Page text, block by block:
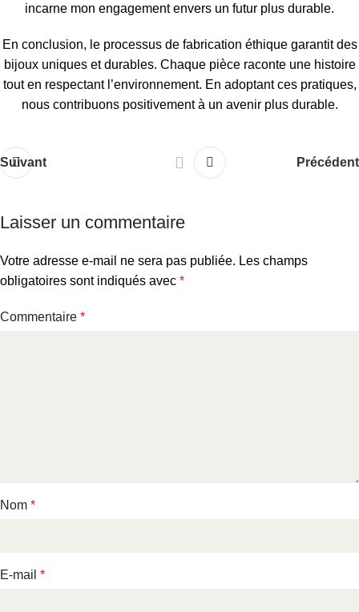
incarne mon engagement envers un futur plus durable.
En conclusion, le processus de fabrication éthique garantit des
bijoux uniques et durables. Chaque pièce raconte une histoire
tout en respectant l’environnement. En adoptant ces pratiques,
nous contribuons positivement à un avenir plus durable.
Suivant Précédent
Laisser un commentaire
Votre adresse e-mail ne sera pas publiée. Les champs
obligatoires sont indiqués avec *
Commentaire *
Nom *
E-mail *